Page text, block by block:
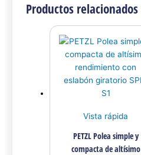
Productos relacionados
Vista rápida
PETZL Polea simple y
compacta de altísimo